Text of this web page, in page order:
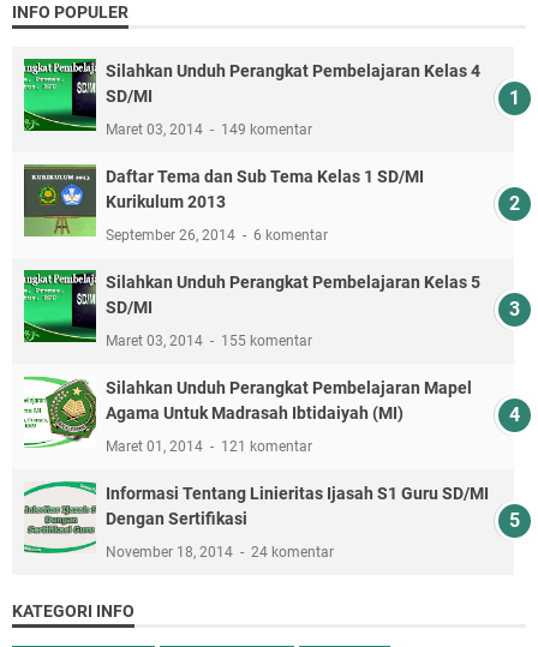
INFO POPULER
Silahkan Unduh Perangkat Pembelajaran Kelas 4
SD/MI
Maret 03, 2014 149 komentar
Daftar Tema dan Sub Tema Kelas 1 SD/MI
Kurikulum 2013
September 26, 2014 6 komentar
Silahkan Unduh Perangkat Pembelajaran Kelas 5
SD/MI
Maret 03, 2014 155 komentar
Silahkan Unduh Perangkat Pembelajaran Mapel
Agama Untuk Madrasah Ibtidaiyah (MI)
Maret 01, 2014 121 komentar
Informasi Tentang Linieritas Ijasah S1 Guru SD/MI
Dengan Sertifikasi
November 18, 2014 24 komentar
KATEGORI INFO